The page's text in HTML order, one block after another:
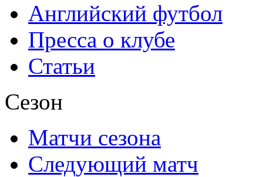
Английский футбол
Пресса о клубе
Статьи
Сезон
Матчи сезона
Следующий матч